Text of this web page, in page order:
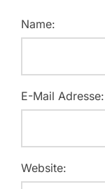
Name:
E-Mail Adresse:
Website: